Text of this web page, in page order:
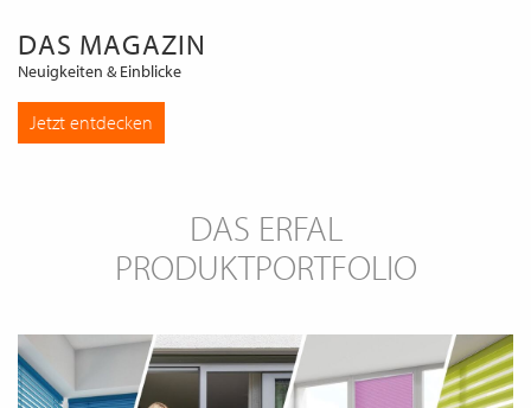
DAS MAGAZIN
Neuigkeiten & Einblicke
Jetzt entdecken
DAS ERFAL
PRODUKTPORTFOLIO